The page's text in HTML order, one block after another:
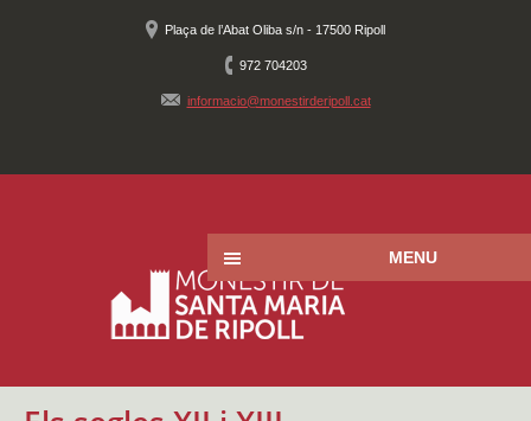
Plaça de l’Abat Oliba s/n - 17500 Ripoll
972 704203
informacio@monestirderipoll.cat
MENU